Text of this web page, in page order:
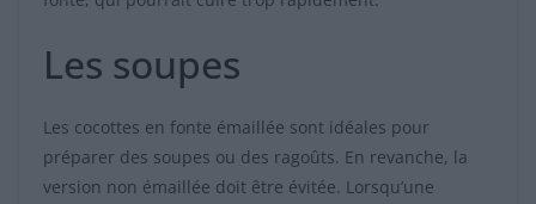
Les soupes
Les cocottes en fonte émaillée sont idéales pour
préparer des soupes ou des ragoûts. En revanche, la
version non émaillée doit être évitée. Lorsqu’une